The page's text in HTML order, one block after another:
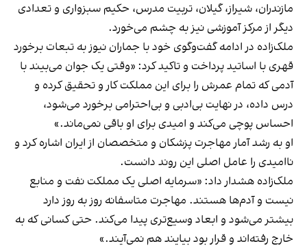
مازندران، شیراز، گیلان، تربیت مدرس، حکیم سبزواری و تعدادی
دیگر از مرکز آموزشی نیز به چشم می‌خورد.
ملک‌زاده در ادامه گفت‌وگوی خود با جماران نیوز به تبعات برخورد
قهری با اساتید پرداخت و تاکید کرد: «وقتی یک جوان می‌بیند با
آدمی که تمام عمرش را برای این مملکت کار و تحقیق کرده و
درس داده، در نهایت بی‌ادبی و بی‌احترامی برخورد می‌شود،
احساس پوچی می‌کند و امیدی برای او باقی نمی‌ماند.»
او به رشد آمار مهاجرت پزشکان و متخصصان از ایران اشاره کرد و
ناامیدی را عامل اصلی این روند دانست.
ملک‌زاده هشدار داد: «سرمایه اصلی یک مملکت نفت و منابع
نیست و آدم‌ها هستند. مهاجرت متاسفانه روز به روز دارد
بیشتر می‌شود و ابعاد وسیع‌تری پیدا می‌کند. حتی کسانی که به
خارج رفته‌اند و قرار بود بیایند هم نمی‌آیند.»